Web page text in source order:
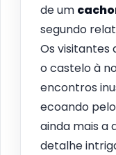
de um
segundo
Os visitantes
o castelo à
encontros
ecoando
ainda mais a
detalhe